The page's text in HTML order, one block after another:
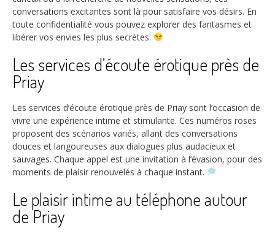
conversations excitantes sont là pour satisfaire vos désirs. En
toute confidentialité vous pouvez explorer des fantasmes et
libérer vos envies les plus secrètes.
Les services d’écoute érotique près de
Priay
Les services d’écoute érotique près de Priay sont l’occasion de
vivre une expérience intime et stimulante. Ces numéros roses
proposent des scénarios variés, allant des conversations
douces et langoureuses aux dialogues plus audacieux et
sauvages. Chaque appel est une invitation à l’évasion, pour des
moments de plaisir renouvelés à chaque instant.
Le plaisir intime au téléphone autour
de Priay